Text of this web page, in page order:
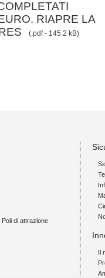
RIAPRE LA
(.pdf - 145.2 kB)
Poli di attrazione
Il